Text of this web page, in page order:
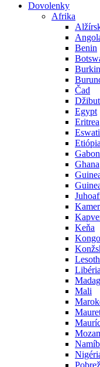
Dovolenky
Afrika
Benin
Čad
Egypt
Eritrea
Etiópia
Gabon
Ghana
Keňa
Kongo
Libéria
Mali